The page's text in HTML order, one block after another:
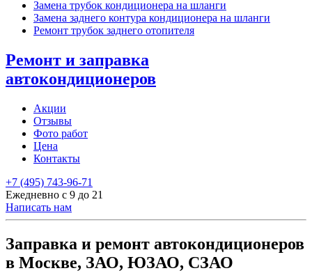
Замена трубок кондиционера на шланги
Замена заднего контура кондиционера на шланги
Ремонт трубок заднего отопителя
Ремонт и заправка
автокондиционеров
Акции
Отзывы
Фото работ
Цена
Контакты
+7 (495) 743-96-71
Ежедневно с 9 до 21
Написать нам
Заправка и ремонт автокондиционеров
в Москве, ЗАО, ЮЗАО, СЗАО